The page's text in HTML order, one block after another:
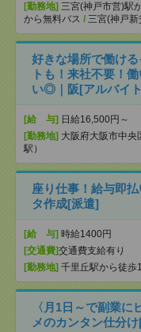
[勤務地] 三宮(神戸市営)駅
から無料バス / 三宮(神戸
好きな場所で働け
トも！来社不要！
い◎｜阪[アルバイ
[給 与] 日給16,500円～
[勤務地] 大阪府大阪市中央
駅）
座り仕事！給与即
タ作成[派遣]
[給 与] 時給1400円
[交通費]交通費支給有り
[勤務地] 千里丘駅から徒歩
〈月1日～で副業に
メのカンタン仕分